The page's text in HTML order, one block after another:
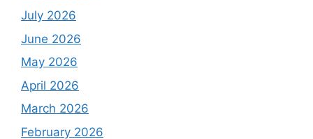
July 2026
June 2026
May 2026
April 2026
March 2026
February 2026